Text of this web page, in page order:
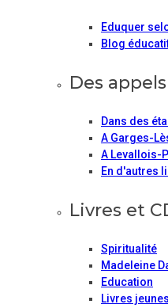
Eduquer
Blog
Des
Dans des
A Garges-
A Levallois-
En d'autres
Livres et
Spiritualité
Madeleine
Education
Livres